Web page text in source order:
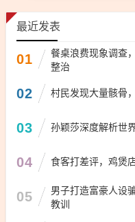
最近发表
01
餐桌浪费现象调查
整治
02 村民发现大量骸骨
03 孙颖莎深度解析世
04 食客打差评，鸡煲
05
男子打造富豪人设
教训